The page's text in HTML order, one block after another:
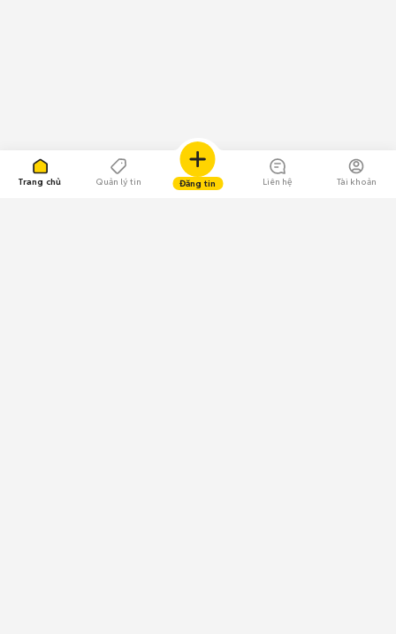
Trang chủ Quản lý tin Đăng tin Liên hệ Tài khoản